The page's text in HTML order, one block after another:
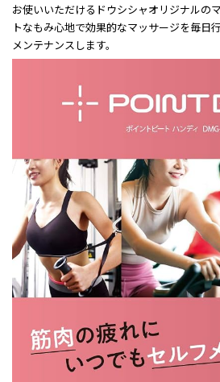
お使いいただけるドウシシャオリジナルの
トなもみ心地で効果的なマッサージを毎日
メンテナンスします。